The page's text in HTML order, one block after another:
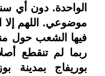
الواحدة. دون أي
موضوعي. اللهم
فيها الشعب حول
ربما لم تنقطع
بوريفاج بمدينة